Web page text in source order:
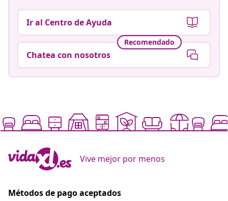
Ir al Centro de Ayuda
Recomendado
Chatea con nosotros
Vive mejor por menos
Métodos de pago aceptados